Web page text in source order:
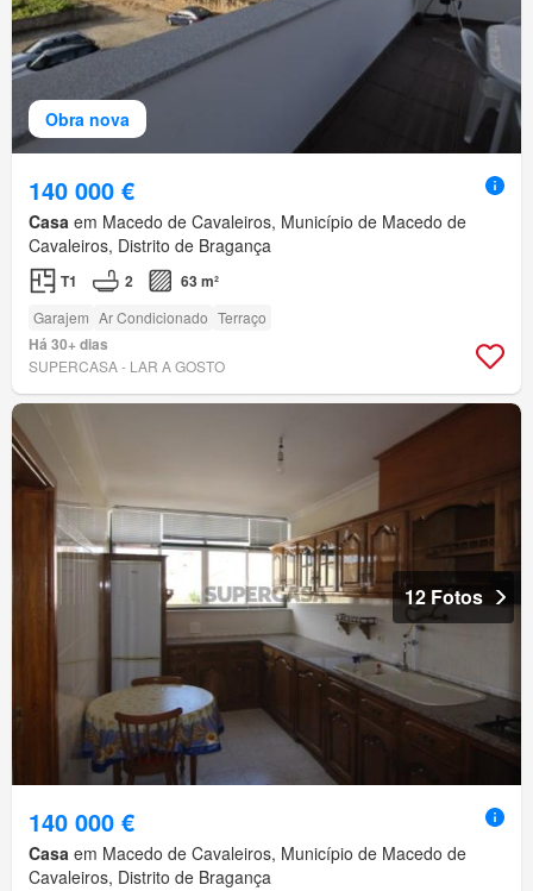
Obra nova
140 000 €
Casa em Macedo de Cavaleiros, Município de Macedo de
Cavaleiros, Distrito de Bragança
T1 2 63 m²
Garajem Ar Condicionado Terraço
Há 30+ dias
SUPERCASA - LAR A GOSTO
12 Fotos
140 000 €
Casa em Macedo de Cavaleiros, Município de Macedo de
Cavaleiros, Distrito de Bragança